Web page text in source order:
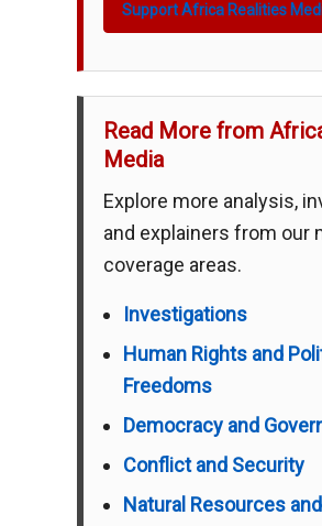
Support Africa Realities
Read More from
Media
Explore more analysis,
and explainers from our
coverage areas.
Investigations
Human Rights and
Freedoms
Democracy and
Conflict and Security
Natural Resources